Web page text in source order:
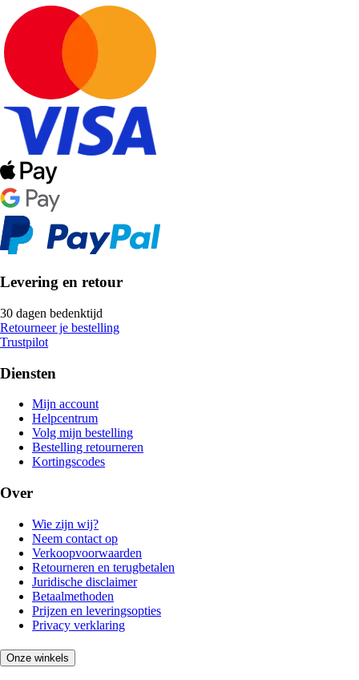
Levering en retour
30 dagen bedenktijd
Retourneer je bestelling
Trustpilot
Diensten
Mijn account
Helpcentrum
Volg mijn bestelling
Bestelling retourneren
Kortingscodes
Over
Wie zijn wij?
Neem contact op
Verkoopvoorwaarden
Retourneren en terugbetalen
Juridische disclaimer
Betaalmethoden
Prijzen en leveringsopties
Privacy verklaring
Onze winkels